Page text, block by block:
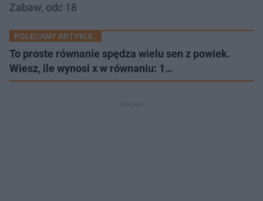
Zabaw, odc 18
POLECANY ARTYKUŁ:
To proste równanie spędza wielu sen z powiek.
Wiesz, ile wynosi x w równaniu: 1…